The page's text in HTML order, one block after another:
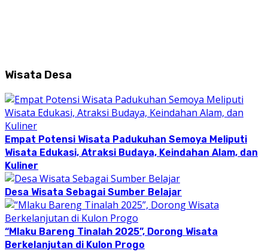
Wisata Desa
Empat Potensi Wisata Padukuhan Semoya Meliputi
Wisata Edukasi, Atraksi Budaya, Keindahan Alam, dan
Kuliner
Desa Wisata Sebagai Sumber Belajar
“Mlaku Bareng Tinalah 2025”, Dorong Wisata
Berkelanjutan di Kulon Progo